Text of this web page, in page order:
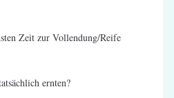
Zeit zur Vollendung/Reife
ernten?